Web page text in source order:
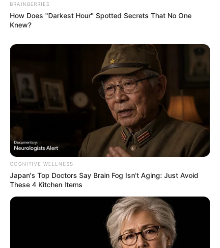
BRAINBERRIES
How Does "Darkest Hour" Spotted Secrets That No One
Knew?
COGNITIVE WELLNESS
Japan's Top Doctors Say Bra​in Fo​g Isn't Aging: Just Avoid
These 4 Kitchen Items